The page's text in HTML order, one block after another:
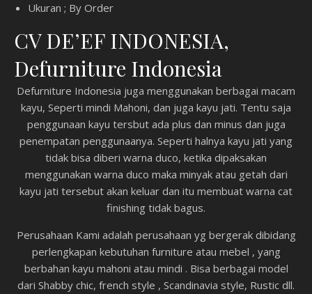
Ukuran ; By Order
CV DE’EF INDONESIA,
Defurniture Indonesia
Defurniture Indonesia juga menggunakan berbagai macam
kayu, Seperti mindi Mahoni, dan juga kayu jati. Tentu saja
penggunaan kayu tersbut ada plus dan minus dan juga
penempatan penggunaanya. Seperti halnya kayu jati yang
tidak bisa diberi warna duco, ketika dipaksakan
menggunakan warna duco maka minyak atau getah dari
kayu jati tersebut akan keluar dan itu membuat warna cat
finishing tidak bagus.
Perusahaan Kami adalah perusahaan yg bergerak dibidang
perlengkapan kebutuhan furniture atau mebel , yang
berbahan kayu mahoni atau mindi . Bisa berbagai model
dari Shabby chic, french style , Scandinavia style, Rustic dll.